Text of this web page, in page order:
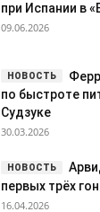
при Испании в
09.06.2026
по быстроте
Судзуке
30.03.2026
первых трёх
16.04.2026